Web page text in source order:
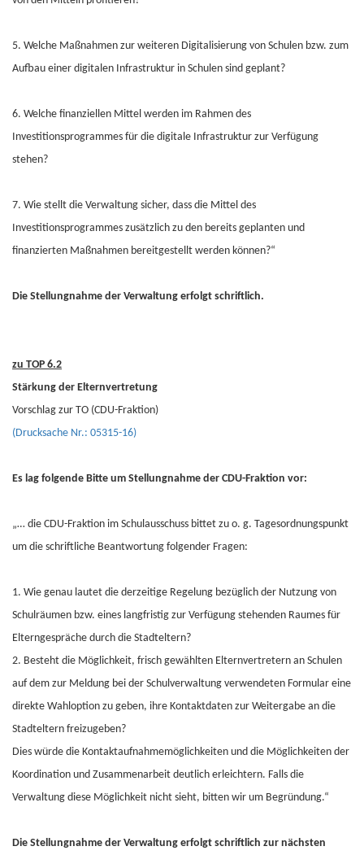
5. Welche Maßnahmen zur weiteren Digitalisierung von Schulen bzw. zum
Aufbau einer digitalen Infrastruktur in Schulen sind geplant?
6. Welche finanziellen Mittel werden im Rahmen des
Investitionsprogrammes für die digitale Infrastruktur zur Verfügung
stehen?
7. Wie stellt die Verwaltung sicher, dass die Mittel des
Investitionsprogrammes zusätzlich zu den bereits geplanten und
finanzierten Maßnahmen bereitgestellt werden können?“
Die Stellungnahme der Verwaltung erfolgt schriftlich.
zu TOP 6.2
Stärkung der Elternvertretung
Vorschlag zur TO (CDU-Fraktion)
(Drucksache Nr.: 05315-16)
Es lag folgende Bitte um Stellungnahme der CDU-Fraktion vor:
„… die CDU-Fraktion im Schulausschuss bittet zu o. g. Tagesordnungspunkt
um die schriftliche Beantwortung folgender Fragen:
1. Wie genau lautet die derzeitige Regelung bezüglich der Nutzung von
Schulräumen bzw. eines langfristig zur Verfügung stehenden Raumes für
Elterngespräche durch die Stadteltern?
2. Besteht die Möglichkeit, frisch gewählten Elternvertretern an Schulen
auf dem zur Meldung bei der Schulverwaltung verwendeten Formular eine
direkte Wahloption zu geben, ihre Kontaktdaten zur Weitergabe an die
Stadteltern freizugeben?
Dies würde die Kontaktaufnahmemöglichkeiten und die Möglichkeiten der
Koordination und Zusammenarbeit deutlich erleichtern. Falls die
Verwaltung diese Möglichkeit nicht sieht, bitten wir um Begründung.“
Die Stellungnahme der Verwaltung erfolgt schriftlich zur nächsten